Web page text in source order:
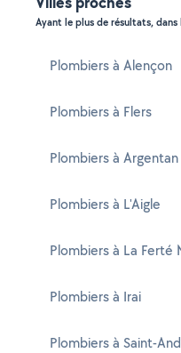
Ayant le plus de résultats,
Plombiers à Alençon
Plombiers à Flers
Plombiers à Argentan
Plombiers à L'Aigle
Plombiers à La Ferté
Plombiers à Irai
Plombiers à Saint-